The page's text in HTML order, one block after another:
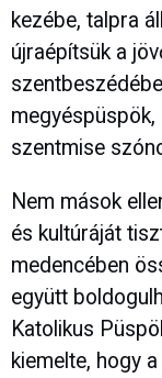
kezébe, talpra
újraépítsük a
szentmise
Nem mások
és kultúráját
medencében
együtt
Katolikus
kiemelte, hogy